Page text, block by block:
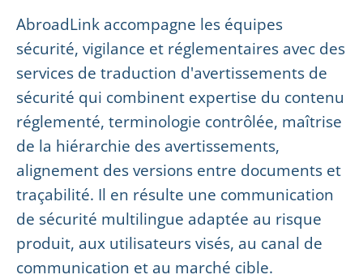
AbroadLink accompagne les équipes
sécurité, vigilance et réglementaires avec des
services de traduction d'avertissements de
sécurité qui combinent expertise du contenu
réglementé, terminologie contrôlée, maîtrise
de la hiérarchie des avertissements,
alignement des versions entre documents et
traçabilité. Il en résulte une communication
de sécurité multilingue adaptée au risque
produit, aux utilisateurs visés, au canal de
communication et au marché cible.